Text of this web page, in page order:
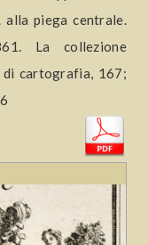
piega centrale.
La collezione
cartografia, 167;